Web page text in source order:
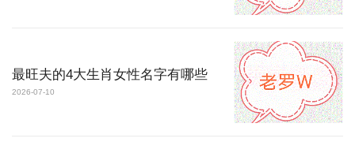
最旺夫的4大生肖女性名字有哪些
2026-07-10